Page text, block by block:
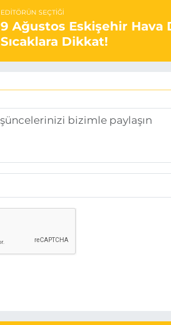
EDITÖRÜN SEÇTIĞI
9 Ağustos Eskişehir Hava
Sıcaklara Dikkat!